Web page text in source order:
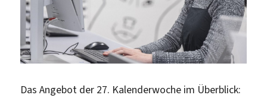
Das Angebot der 27. Kalenderwoche im Überblick: